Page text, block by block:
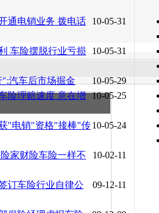
10-05-31
通电销业务 拨电话
10-05-31
车险摆脱行业亏损
10-05-29
汽车后市场掘金
10-05-25
险理赔速度 意在增
10-05-24
"电销"资格"接棒"传
10-02-11
家财险车险一样不
09-12-11
订车险行业自律公